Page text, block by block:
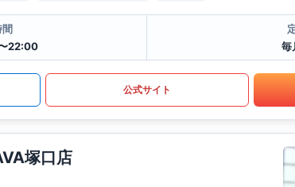
22:00
毎
公式サイト
塚口店